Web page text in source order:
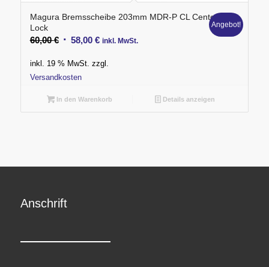
Magura Bremsscheibe 203mm MDR-P CL Center
Lock
60,00€ Ursprünglicher
war:
60,00 €
58,00 €Aktueller
ist:
inkl. MwSt.
Angebot!
inkl. 19 % MwSt. zzgl.
Versandkosten
In den Warenkorb Details anzeigen
Anschrift